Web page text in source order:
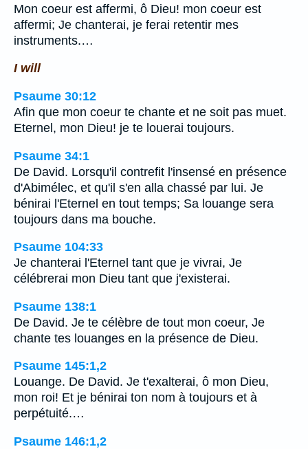
Mon coeur est affermi, ô Dieu! mon coeur est
affermi; Je chanterai, je ferai retentir mes
instruments.…
I will
Psaume 30:12
Afin que mon coeur te chante et ne soit pas muet.
Eternel, mon Dieu! je te louerai toujours.
Psaume 34:1
De David. Lorsqu'il contrefit l'insensé en présence
d'Abimélec, et qu'il s'en alla chassé par lui. Je
bénirai l'Eternel en tout temps; Sa louange sera
toujours dans ma bouche.
Psaume 104:33
Je chanterai l'Eternel tant que je vivrai, Je
célébrerai mon Dieu tant que j'existerai.
Psaume 138:1
De David. Je te célèbre de tout mon coeur, Je
chante tes louanges en la présence de Dieu.
Psaume 145:1,2
Louange. De David. Je t'exalterai, ô mon Dieu,
mon roi! Et je bénirai ton nom à toujours et à
perpétuité.…
Psaume 146:1,2